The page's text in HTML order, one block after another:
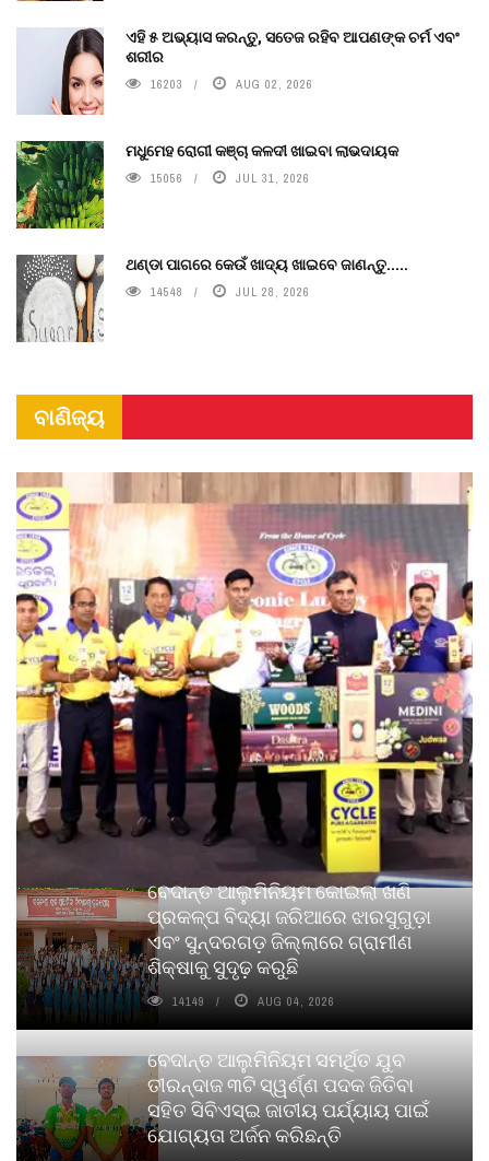
ଏହି ୫ ଅଭ୍ୟାସ କରନ୍ତୁ, ସତେଜ ରହିବ ଆପଣଙ୍କ ଚର୍ମ ଏବଂ
ଶରୀର
16203 AUG 02, 2026
ମଧୁମେହ ରୋଗୀ କଞ୍ଚା କଳଦୀ ଖାଇବା ଲାଭଦାୟକ
15056 JUL 31, 2026
ଥଣ୍ଡା ପାଗରେ କେଉଁ ଖାଦ୍ୟ ଖାଇବେ ଜାଣନ୍ତୁ.....
14548 JUL 28, 2026
ବାଣିଜ୍ୟ
ବେଦାନ୍ତ ଆଲୁମିନିୟମ କୋଇଲା ଖଣି
ପ୍ରକଳ୍ପ ବିଦ୍ୟା ଜରିଆରେ ଝାରସୁଗୁଡ଼ା
ଏବଂ ସୁନ୍ଦରଗଡ଼ ଜିଲ୍ଲାରେ ଗ୍ରାମୀଣ
ଶିକ୍ଷାକୁ ସୁଦୃଢ଼ କରୁଛି
14149 AUG 04, 2026
ବେଦାନ୍ତ ଆଲୁମିନିୟମ ସମର୍ଥିତ ଯୁବ
ତୀରନ୍ଦାଜ ୩ଟି ସ୍ୱର୍ଣ୍ଣ ପଦକ ଜିତିବା
ସହିତ ସିବିଏସ୍ଇ ଜାତୀୟ ପର୍ଯ୍ୟାୟ ପାଇଁ
ଯୋଗ୍ୟତା ଅର୍ଜନ କରିଛନ୍ତି